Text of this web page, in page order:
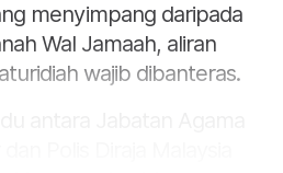
menyimpang daripada
Wal Jamaah, aliran
wajib dibanteras.